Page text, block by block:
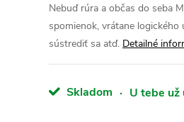
Nebuď rúra a občas do seba
spomienok, vrátane
sústrediť sa atď. Detailné
Skladom · U tebe už